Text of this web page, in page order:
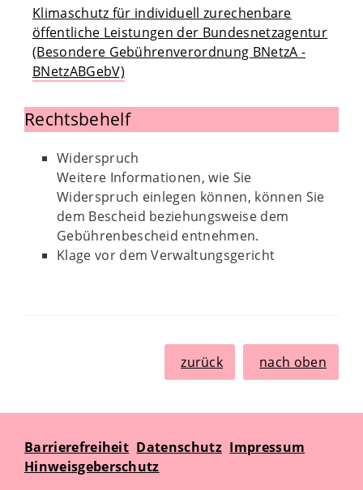
Klimaschutz für individuell zurechenbare
öffentliche Leistungen der Bundesnetzagentur
(Besondere Gebührenverordnung BNetzA -
BNetzABGebV)
Rechtsbehelf
Widerspruch
Weitere Informationen, wie Sie
Widerspruch einlegen können, können Sie
dem Bescheid beziehungsweise dem
Gebührenbescheid entnehmen.
Klage vor dem Verwaltungsgericht
zurück nach oben
Barrierefreiheit Datenschutz Impressum
Hinweisgeberschutz